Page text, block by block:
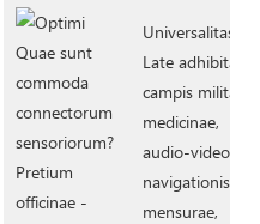
Universalitas:
Late adhibita in
campis militaris,
medicinae,
audio-video,
navigationis,
mensurae,